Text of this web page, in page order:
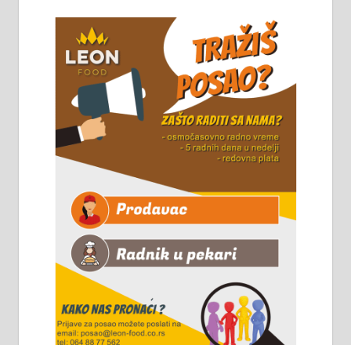
информација доћи лично на
стовариште у улици Максима
Горког 26 сваког радног дана од
8 до 15 часова. 063/465-045
Чистим све врсте димњака.
061/32-13-445